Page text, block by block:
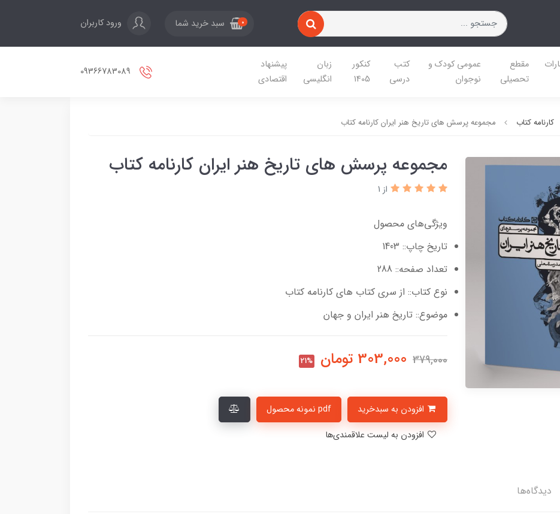
0 سبد خرید شما ورود کاربران
مقطع
تحصیلی
عمومی کودک و
نوجوان
کتب
درسی
کنکور
1405
زبان
انگلیسی
پیشنهاد
اقتصادی
کارنامه کتاب مجموعه پرسش های تاریخ هنر ایران کارنامه کتاب
مجموعه پرسش های تاریخ هنر ایران کارنامه کتاب
از 1
ویژگی‌های محصول
تاریخ چاپ:: 1403
تعداد صفحه:: 288
نوع کتاب:: از سری کتاب های کارنامه کتاب
موضوع:: تاریخ هنر ایران و جهان
379,000
303,000 تومان 21%
pdf نمونه محصول
دیدگاه‌ها